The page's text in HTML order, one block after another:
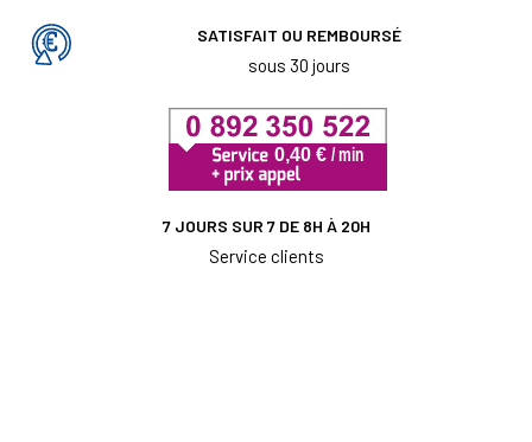
SATISFAIT OU REMBOURSÉ
sous 30 jours
7 JOURS SUR 7 DE 8H À 20H
Service clients